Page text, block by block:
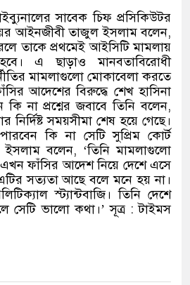
সাবেক চিফ প্রসিকিউটর
আইনজীবী তাজুল ইসলাম বলেন,
তাকে প্রথমেই আইসিটি মামলায়
এ ছাড়াও মানবতাবিরোধী
মামলাগুলো মোকাবেলা করতে
আদেশের বিরুদ্ধে শেখ হাসিনা
না প্রশ্নের জবাবে তিনি বলেন,
সময়সীমা শেষ হয়ে গেছে।
কি না সেটি সুপ্রিম কোর্ট
বলেন, ‘তিনি মামলাগুলো
ফাঁসির আদেশ নিয়ে দেশে এসে
সত্যতা আছে বলে মনে হয় না।
স্ট্যান্টবাজি। তিনি দেশে
সেটি ভালো কথা।’সূত্র:টাইমস